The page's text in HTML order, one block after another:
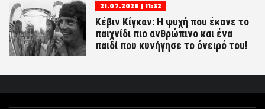
21.07.2026 | 11:32
Κέβιν Κίγκαν: Η ψυχή που έκανε το
παιχνίδι πιο ανθρώπινο και ένα
παιδί που κυνήγησε το όνειρό του!